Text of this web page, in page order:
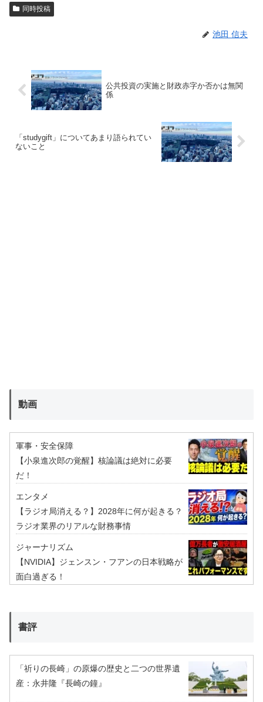
同時投稿
池田 信夫
公共投資の実施と財政赤字か否かは無関
係
「studygift」についてあまり語られてい
ないこと
動画
軍事・安全保障
【小泉進次郎の覚醒】核論議は絶対に必要
だ！
エンタメ
【ラジオ局消える？】2028年に何が起きる？
ラジオ業界のリアルな財務事情
ジャーナリズム
【NVIDIA】ジェンスン・フアンの日本戦略が
面白過ぎる！
書評
「祈りの長崎」の原爆の歴史と二つの世界遺
産：永井隆『長崎の鐘』